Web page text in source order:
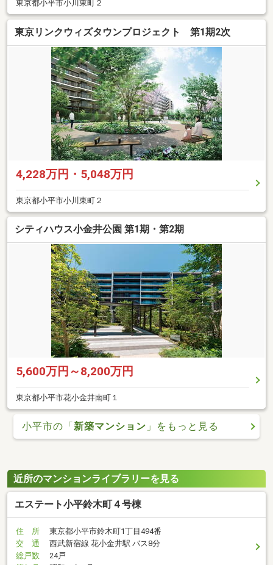
東京都小平市小川東町２
東京リンクウィズタウンプロジェクト 第1期2次
4,228万円・5,048万円
東京都小平市小川東町２
シティハウス小金井公園 第1期・第2期
5,600万円～8,200万円
東京都小平市花小金井南町１
小平市の「新築マンション 」をもっと見る
近所のマンションライブラリーを見る
エステート小平鈴木町４号棟
住 所
東京都小平市鈴木町1丁目494番
交 通
西武新宿線 花小金井駅 バス8分
総戸数
24戸